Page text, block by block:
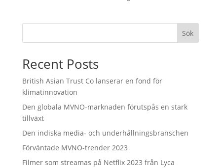
Sök
Recent Posts
British Asian Trust Co lanserar en fond för
klimatinnovation
Den globala MVNO-marknaden förutspås en stark
tillväxt
Den indiska media- och underhållningsbranschen
Förväntade MVNO-trender 2023
Filmer som streamas på Netflix 2023 från Lyca